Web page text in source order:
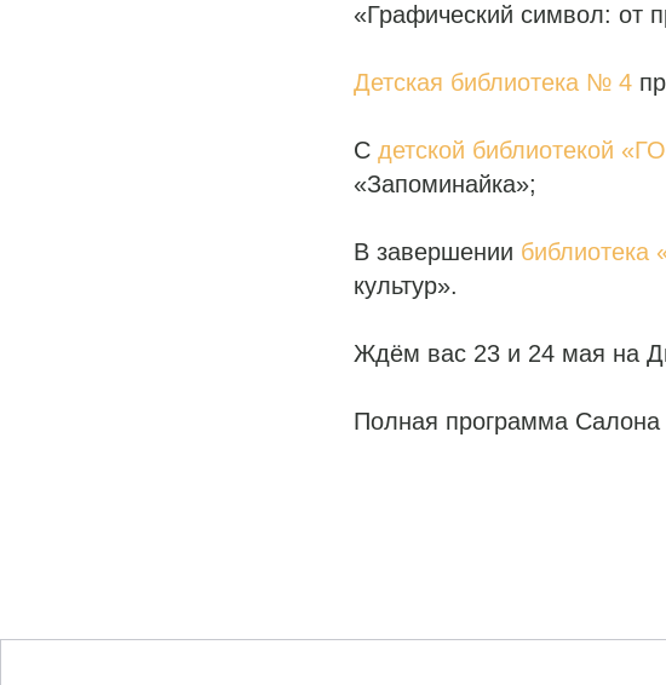
«Графический символ: от
Детская библиотека № 4
С детской библиотекой
«Запоминайка»;
В завершении библиотека
культур».
Ждём вас 23 и 24 мая на
Полная программа Салона